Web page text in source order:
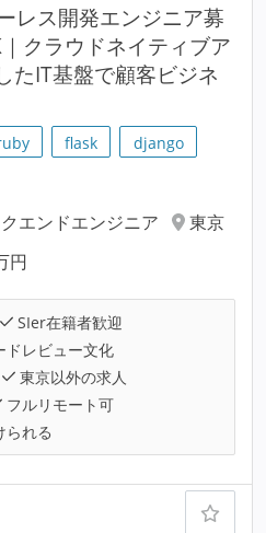
レス開発エンジニア募
クラウドネイティブア
たIT基盤で顧客ビジネ
flask
django
エンドエンジニア
東京
円
SIer在籍者歓迎
ドレビュー文化
東京以外の求人
フルリモート可
られる